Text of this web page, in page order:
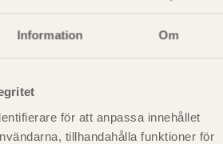
Information Om
för att anpassa innehållet
tillhandahålla funktioner för
måste hanteras och lagras noggrant
upp fukt snabbare än gran, vilket ökar